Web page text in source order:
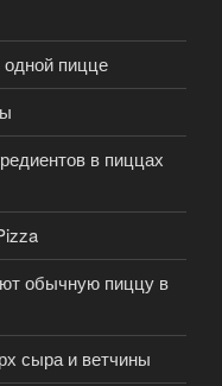
пицце
в пиццах
обычную пиццу в
сыра и ветчины